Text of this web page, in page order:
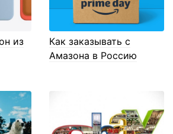
из
Как заказывать с
Амазона в Россию